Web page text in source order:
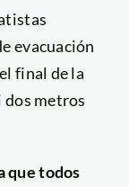
evacuación
final de la
dos metros
que todos